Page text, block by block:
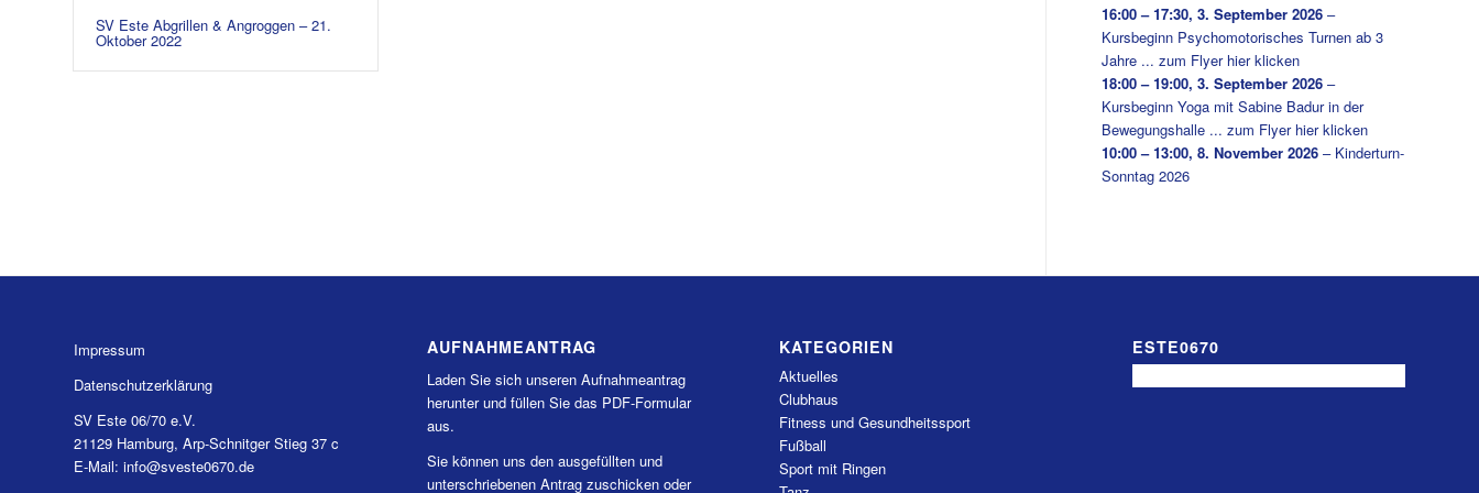
SV Este Abgrillen & Angroggen – 21.
Oktober 2022
16:00 – 17:30,3. September 2026 –
Kursbeginn Psychomotorisches Turnen ab 3
Jahre ... zum Flyer hier klicken
18:00 – 19:00,3. September 2026 –
Kursbeginn Yoga mit Sabine Badur in der
Bewegungshalle ... zum Flyer hier klicken
10:00 – 13:00,8. November 2026 – Kinderturn-
Sonntag 2026
Impressum
Datenschutzerklärung
SV Este 06/70 e.V.
21129 Hamburg, Arp-Schnitger Stieg 37 c
E-Mail: info@sveste0670.de
AUFNAHMEANTRAG
Laden Sie sich unseren Aufnahmeantrag
herunter und füllen Sie das PDF-Formular
aus.
Sie können uns den ausgefüllten und
unterschriebenen Antrag zuschicken oder
KATEGORIEN
Aktuelles
Clubhaus
Fitness und Gesundheitssport
Fußball
Sport mit Ringen
ESTE0670